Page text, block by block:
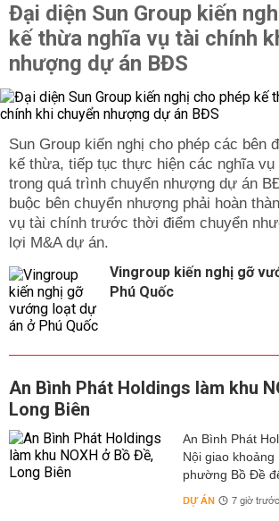
Đại diện Sun Group kiến
kế thừa nghĩa vụ tài chính
nhượng dự án BĐS
Sun Group kiến nghị cho phép các bên
kế thừa, tiếp tục thực hiện các nghĩa
trong quá trình chuyển nhượng dự án
buộc bên chuyển nhượng phải hoàn
vụ tài chính trước thời điểm chuyển
lợi M&A dự án.
Vingroup kiến nghị gỡ
Phú Quốc
An Bình Phát Holdings làm khu
Long Biên
An Bình Phát
Nội giao
phường Bồ Đề
DỰ ÁN 7 giờ trước